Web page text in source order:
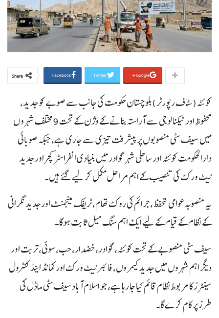
Share Facebook Twitter Google+
کوئٹہ(سٹاف رپورٹر )بلوچستان حکومت کی جانب سے صوبے کو جدید،
محفوظ اور ٹیکنالوجی سے آراستہ بنانے کے وژن کے تحت 9 مختلف شہروں
میں سیف سٹی منصوبوں پر پیشرفت تیزی سے جاری ہے، جبکہ صوبائی
دارالحکومت کوئٹہ اور ساحلی شہر گوادر میں بنیادی انفراسٹرکچر اور جدید
نیٹ ورک کی تنصیب کے اہم مراحل مکمل کر لیے گئے ہیں۔
یہ منصوبہ عوامی تحفظ، جرائم کی روک تھام، ٹریفک مینجمنٹ اور جدید نگرانی
کے نظام کے قیام کے لیے ایک اہم سنگ میل ثابت ہوگا۔
سیف سٹی منصوبے کے تحت کوئٹہ، گوادر، خضدار، حب، سوئی، تربت اور
دیگر اہم شہروں میں جدید کیمروں، فائبر نیٹ ورک اور کمانڈ اینڈ کنٹرول
سینٹرز کا مربوط نظام قائم کیا جا رہا ہے، جو اسلام آباد سیف سٹی ماڈل کی
طرز پر کام کرے گا۔